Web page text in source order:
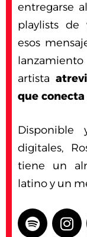
entregarse
playlists de
esos
artista
que
Disponible
digitales,
tiene un
latino y un